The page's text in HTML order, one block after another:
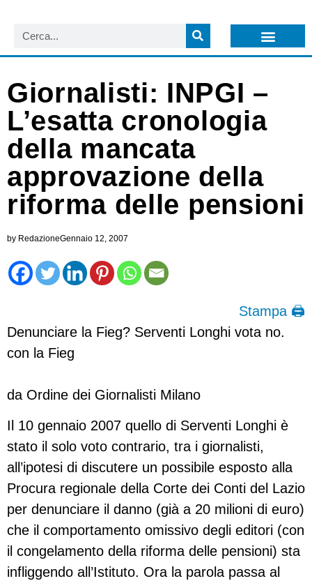
Giornalisti: INPGI –
L’esatta cronologia
della mancata
approvazione della
riforma delle pensioni
by RedazioneGennaio 12, 2007
Stampa 🖨
Denunciare la Fieg? Serventi Longhi vota no.
con la Fieg
da Ordine dei Giornalisti Milano
Il 10 gennaio 2007 quello di Serventi Longhi è
stato il solo voto contrario, tra i giornalisti,
all’ipotesi di discutere un possibile esposto alla
Procura regionale della Corte dei Conti del Lazio
per denunciare il danno (già a 20 milioni di euro)
che il comportamento omissivo degli editori (con
il congelamento della riforma delle pensioni) sta
infliggendo all’Istituto. Ora la parola passa al